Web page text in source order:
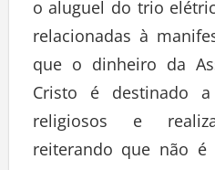
o aluguel do trio
relacionadas à
que o dinheiro da
Cristo é destinado
religiosos e
reiterando que não é